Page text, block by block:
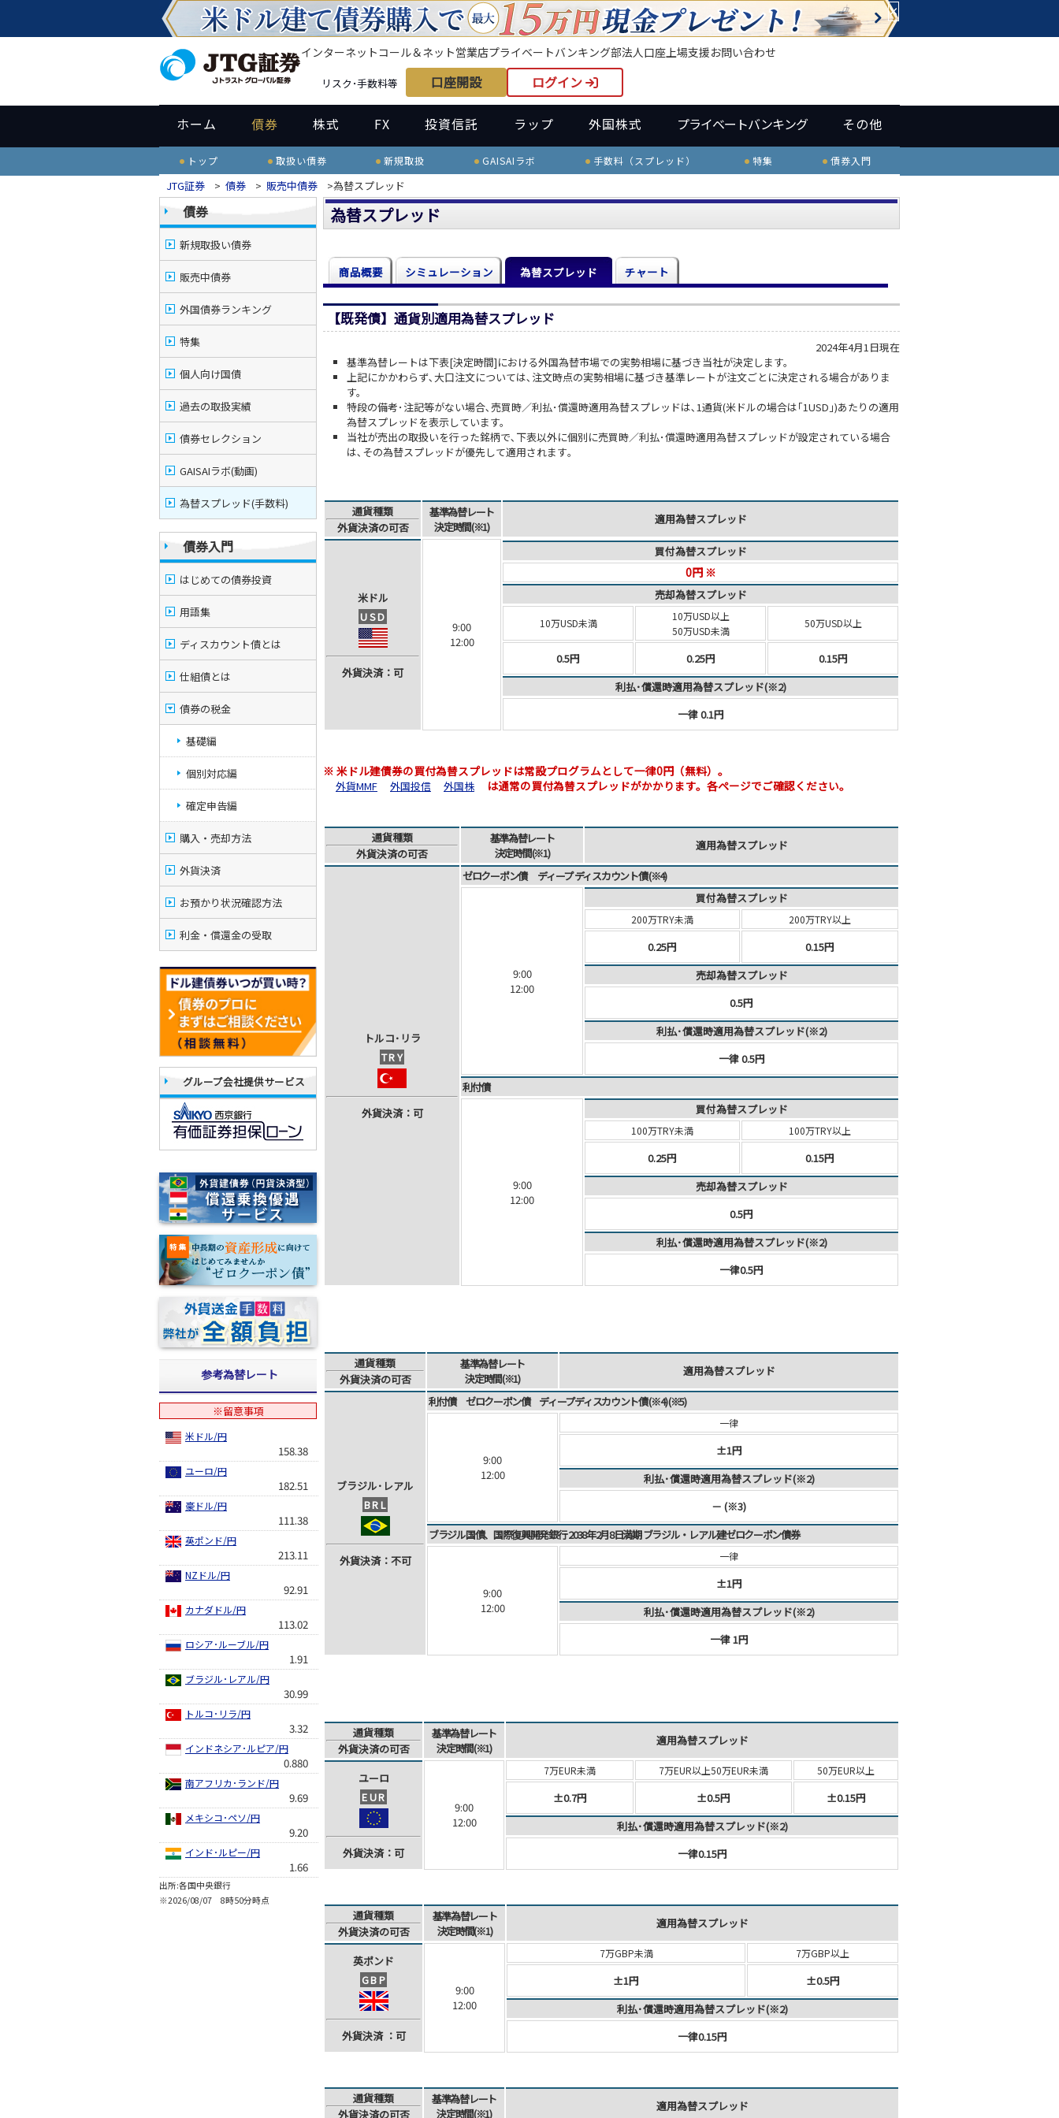
×
インターネットコール＆ネット営業店プライベートバンキング部法人口座上場支援お問い合わせ
リスク･手数料等 口座開設 ログイン
ホーム 債券 株式 FX 投資信託 ラップ 外国株式 プライベートバンキング その他
トップ 取扱い債券 新規取扱 GAISAIラボ 手数料（スプレッド） 特集 債券入門
JTG証券 > 債券 > 販売中債券 >為替スプレッド
為替スプレッド
商品概要 シミュレーション 為替スプレッド チャート
【既発債】通貨別適用為替スプレッド
2024年4月1日現在
基準為替レートは下表[決定時間]における外国為替市場での実勢相場に基づき当社が決定します。
上記にかかわらず､大口注文については､注文時点の実勢相場に基づき基準レートが注文ごとに決定される場合がありま
す。
特段の備考･注記等がない場合､売買時／利払･償還時適用為替スプレッドは､1通貨(米ドルの場合は｢1USD｣)あたりの適用
為替スプレッドを表示しています。
当社が売出の取扱いを行った銘柄で､下表以外に個別に売買時／利払･償還時適用為替スプレッドが設定されている場合
は､その為替スプレッドが優先して適用されます｡
通貨種類
外貨決済の可否
基準為替レート
決定時間(※1)
適用為替スプレッド
米ドル
USD
外貨決済：可
9:00
12:00
買付為替スプレッド
0円 ※
売却為替スプレッド
10万USD未満
10万USD以上
50万USD未満
50万USD以上
0.5円 0.25円
0.15円
利払･償還時適用為替スプレッド(※2)
一律 0.1円
※ 米ドル建債券の買付為替スプレッドは常設プログラムとして一律0円（無料）。
外貨MMF 外国投信 外国株 は通常の買付為替スプレッドがかかります。各ページでご確認ください。
通貨種類
外貨決済の可否
基準為替レート
決定時間(※1)
適用為替スプレッド
トルコ･ リラ
TRY
外貨決済：可
ゼロクーポン債 ディープ ディスカウント債 (※4)
9:00
12:00
買付為替スプレッド
200万TRY未満 200万TRY以上
0.25円
0.15円
売却為替スプレッド
0.5円
利払･償還時適用為替スプレッド(※2)
一律 0.5円
利付債
9:00
12:00
買付為替スプレッド
100万TRY未満 100万TRY以上
0.25円
0.15円
売却為替スプレッド
0.5円
利払･償還時適用為替スプレッド(※2)
一律0.5円
通貨種類
外貨決済の可否
基準為替レート
決定時間(※1)
適用為替スプレッド
ブラジル･ レアル
BRL
外貨決済：不可
利付債 ゼロクーポン債 ディープディスカウント債 (※4) (※5)
9:00
12:00
一律
±1円
利払･償還時適用為替スプレッド(※2)
－ (※3)
ブラジル国債、国際復興開発銀行 2038年2月8日満期 ブラジル・レアル建ゼロクーポン債券
9:00
12:00
一律
±1円
利払･償還時適用為替スプレッド(※2)
一律 1円
通貨種類
外貨決済の可否
基準為替レート
決定時間(※1)
適用為替スプレッド
ユーロ
EUR
外貨決済：可
9:00
12:00
7万EUR未満 7万EUR以上50万EUR未満 50万EUR以上
±0.7円 ±0.5円
±0.15円
利払･償還時適用為替スプレッド(※2)
一律0.15円
通貨種類
外貨決済の可否
基準為替レート
決定時間(※1)
適用為替スプレッド
英ポンド
GBP
外貨決済：可
9:00
12:00
7万GBP未満 7万GBP以上
±1円
±0.5円
利払･償還時適用為替スプレッド(※2)
一律0.15円
通貨種類
外貨決済の可否
基準為替レート
決定時間(※1)
適用為替スプレッド
債券
新規取扱い債券
販売中債券
外国債券ランキング
特集
個人向け国債
過去の取扱実績
債券セレクション
GAISAIラボ(動画)
為替スプレッド(手数料)
債券入門
はじめての債券投資
用語集
ディスカウント債とは
仕組債とは
債券の税金
基礎編
個別対応編
確定申告編
購入・売却方法
外貨決済
お預かり状況確認方法
利金・償還金の受取
グループ会社提供サービス
参考為替レート
※留意事項
米ドル/円
158.38
ユーロ/円
182.51
豪ドル/円
111.38
英ポンド/円
213.11
NZドル/円
92.91
カナダドル/円
113.02
ロシア･ルーブル/円
1.91
ブラジル･レアル/円
30.99
トルコ･リラ/円
3.32
インドネシア･ルピア/円
0.880
南アフリカ･ランド/円
9.69
メキシコ･ペソ/円
9.20
インド･ルピー/円
1.66
出所:各国中央銀行
※2026/08/07 8時50分時点